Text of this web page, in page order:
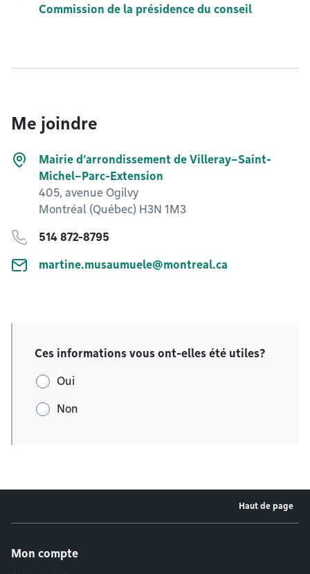
Commission de la présidence du conseil
Me joindre
Mairie d'arrondissement de Villeray–Saint-
Michel–Parc-Extension
405, avenue Ogilvy
Montréal (Québec) H3N 1M3
514 872-8795
martine.musaumuele@montreal.ca
Ces informations vous ont-elles été utiles?
Oui
Non
Haut de page
Mon compte